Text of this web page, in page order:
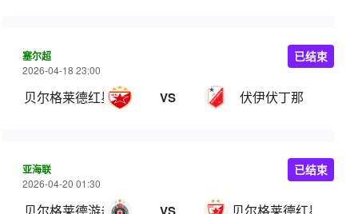
塞尔超
2026-04-18 23:00
贝尔格莱德红星 VS 伏伊伏丁那
已结束
亚海联
2026-04-20 01:30
已结束